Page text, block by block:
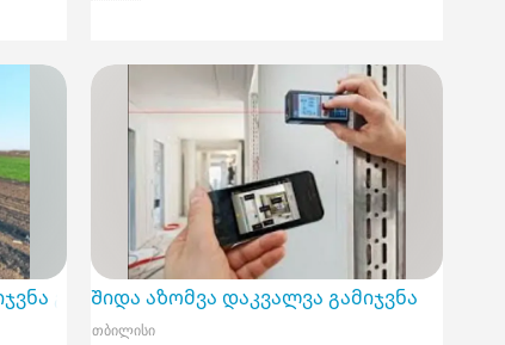
გაერთიანება
Შიდა აზომვა დაკვალვა გამიჯვნა
თბილისი